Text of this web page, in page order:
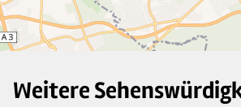
Weitere